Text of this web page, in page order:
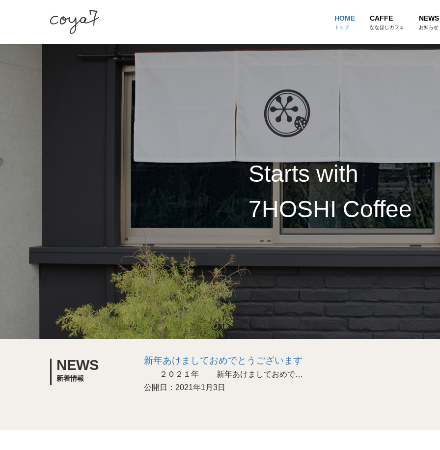
HOME
トップ
CAFFE
ななほしカフェ
NEWS
お知らせ
Starts with
7HOSHI Coffee
NEWS
新着情報
新年あけましておめでとうございます
２０２１年 新年あけましておめで…
公開日：2021年1月3日